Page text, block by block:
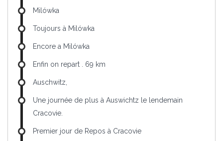
Milówka
Toujours à Milówka
Encore a Milówka
Enfin on repart . 69 km
Auschwitz,
Une journée de plus à Auswichtz le lendemain
Cracovie.
Premier jour de Repos à Cracovie